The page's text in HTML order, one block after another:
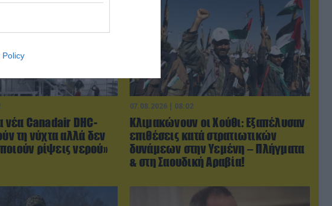
Policy
νέα Canadair DHC-
τη νύχτα αλλά δεν
ρίψεις νερού»
07.08.2026 | 08:02
Κλιμακώνουν οι Χούθι: Eξαπέλυσαν
επιθέσεις κατά στρατιωτικών
δυνάμεων στην Υεμένη – Πλήγματα
& στη Σαουδική Αραβία!